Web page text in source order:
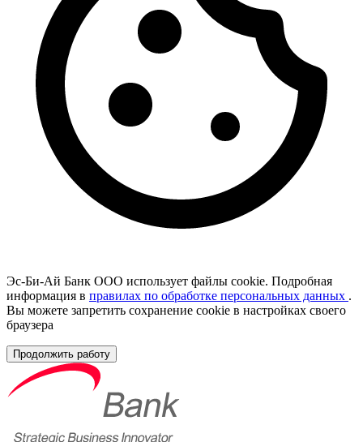
Эс-Би-Ай Банк ООО использует файлы cookie. Подробная
информация в правилах по обработке персональных данных .
Вы можете запретить сохранение cookie в настройках своего
браузера
Продолжить работу